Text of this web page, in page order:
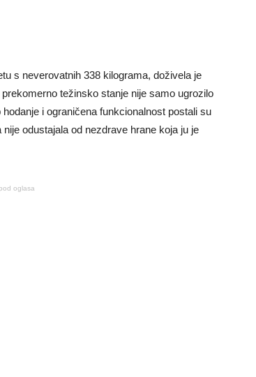
s neverovatnih 338 kilograma, doživela je
težinsko stanje nije samo ugrozilo
i ograničena funkcionalnost postali su
odustajala od nezdrave hrane koja ju je
oglasa